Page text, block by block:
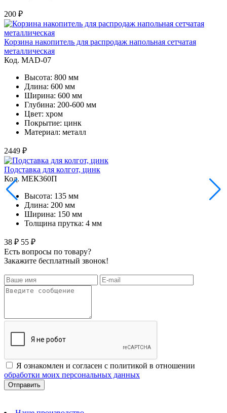
200 ₽
Корзина накопитель для распродаж напольная сетчатая
металлическая
Код. MAD-07
Высота: 800 мм
Длина: 600 мм
Ширина: 600 мм
Глубина: 200-600 мм
Цвет: хром
Покрытие: цинк
Материал: металл
2449 ₽
Подставка для колгот, цинк
Код. MЕК360П
Высота: 135 мм
Длина: 200 мм
Ширина: 150 мм
Толщина прутка: 4 мм
38 ₽ 55 ₽
Есть вопросы по товару?
Закажите бесплатный звонок!
Я ознакомлен и согласен с политикой в отношении
обработки моих персональных данных